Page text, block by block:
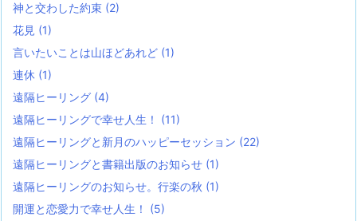
神と交わした約束 (2)
花見 (1)
言いたいことは山ほどあれど (1)
連休 (1)
遠隔ヒーリング (4)
遠隔ヒーリングで幸せ人生！ (11)
遠隔ヒーリングと新月のハッピーセッション (22)
遠隔ヒーリングと書籍出版のお知らせ (1)
遠隔ヒーリングのお知らせ。行楽の秋 (1)
開運と恋愛力で幸せ人生！ (5)